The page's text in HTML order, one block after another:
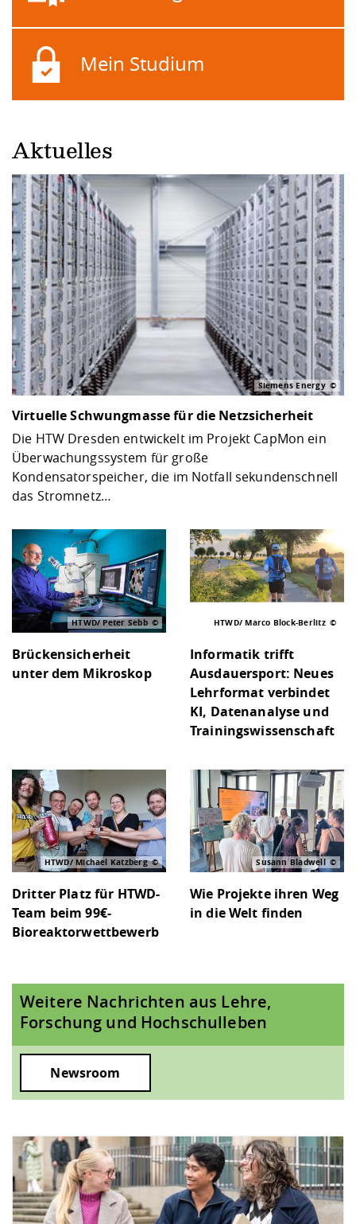
Mein Studium
Aktuelles
Virtuelle Schwungmasse für die Netzsicherheit
Die HTW Dresden entwickelt im Projekt CapMon ein
Überwachungssystem für große
Kondensatorspeicher, die im Notfall sekundenschnell
das Stromnetz…
Siemens Energy
Brückensicherheit
unter dem Mikroskop
HTWD/ Peter Sebb
Informatik trifft
Ausdauersport: Neues
Lehrformat verbindet
KI, Datenanalyse und
Trainingswissenschaft
HTWD/ Marco Block-Berlitz
Dritter Platz für HTWD-
Team beim 99€-
Bioreaktorwettbewerb
HTWD/ Michael Katzberg
Wie Projekte ihren Weg
in die Welt finden
Susann Bladwell
Weitere Nachrichten aus Lehre,
Forschung und Hochschulleben
Newsroom